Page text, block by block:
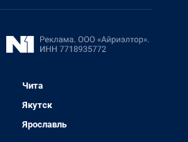
Чита
Якутск
Ярославль